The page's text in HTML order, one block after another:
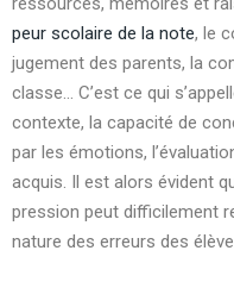
peur scolaire de la note, le
jugement des parents, la
classe… C’est ce qui
contexte, la capacité de
par les émotions,
acquis. Il est alors évident
pression peut difficilement
nature des erreurs des